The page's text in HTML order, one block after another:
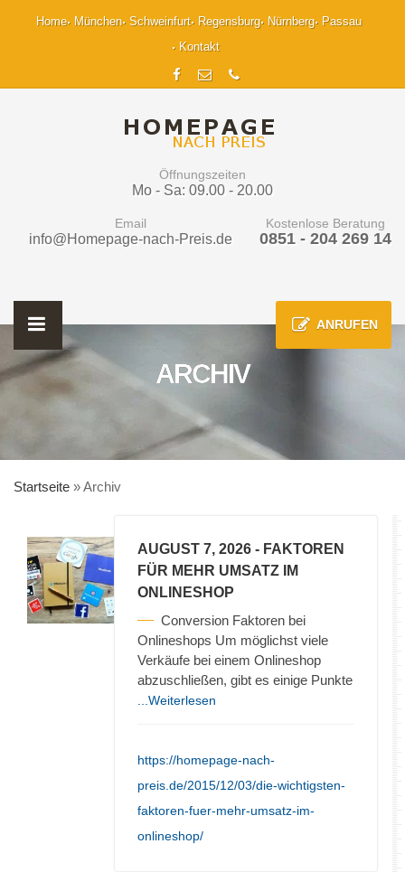
Home München Schweinfurt Regensburg Nürnberg
Passau
Kontakt
Öffnungszeiten
Mo - Sa: 09.00 - 20.00
Email
info@Homepage-nach-Preis.de
Kostenlose Beratung
0851 - 204 269 14
ANRUFEN
ARCHIV
Startseite »Archiv
AUGUST 7, 2026 - FAKTOREN
FÜR MEHR UMSATZ IM
ONLINESHOP
Conversion Faktoren bei
Onlineshops Um möglichst viele
Verkäufe bei einem Onlineshop
abzuschließen, gibt es einige Punkte
...Weiterlesen
https://homepage-nach-
preis.de/2015/12/03/die-wichtigsten-
faktoren-fuer-mehr-umsatz-im-
onlineshop/